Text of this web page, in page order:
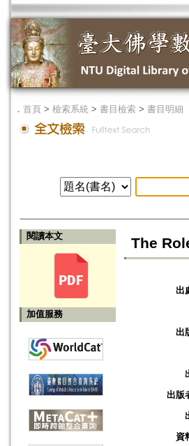
． 首頁 > 檢索系統 > 書目檢索 > 書目明細
閱讀本文
加值服務
The
出
出
出版
資